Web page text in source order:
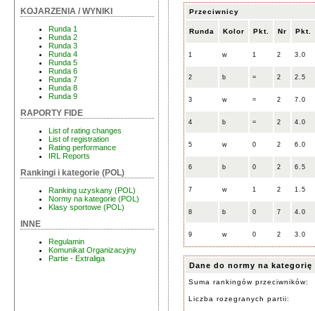
KOJARZENIA / WYNIKI
Runda 1
Runda 2
Runda 3
Runda 4
Runda 5
Runda 6
Runda 7
Runda 8
Runda 9
RAPORTY FIDE
List of rating changes
List of registration
Rating performance
IRL Reports
Rankingi i kategorie (POL)
Ranking uzyskany (POL)
Normy na kategorie (POL)
Klasy sportowe (POL)
INNE
Regulamin
Komunikat Organizacyjny
Partie - Extraliga
Przeciwnicy
Runda Kolor Pkt. Nr Pkt.
1 w 1 2 3.0
2 b = 2 2.5
3 w = 2 7.0
4 b = 2 4.0
5 w 0 2 6.0
6 b 0 2 6.5
7 w 1 2 1.5
8 b 0 7 4.0
9 w 0 2 3.0
Dane do normy na kategorię
Suma rankingów przeciwników:
Liczba rozegranych partii: